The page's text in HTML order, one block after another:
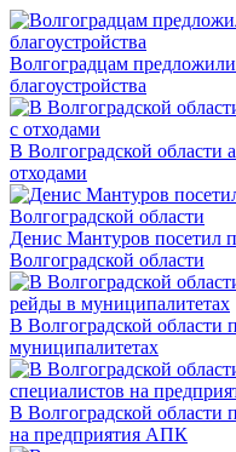
Волгоградцам предложили
благоустройства
В Волгоградской области
отходами
Денис Мантуров посетил
Волгоградской области
В Волгоградской области
муниципалитетах
В Волгоградской области
на предприятия АПК